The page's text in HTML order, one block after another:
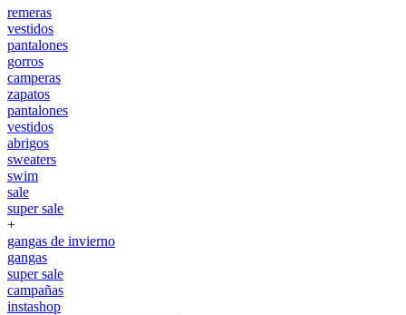
remeras
vestidos
pantalones
gorros
camperas
zapatos
pantalones
vestidos
abrigos
sweaters
swim
sale
super sale
+
gangas de invierno
gangas
super sale
campañas
instashop